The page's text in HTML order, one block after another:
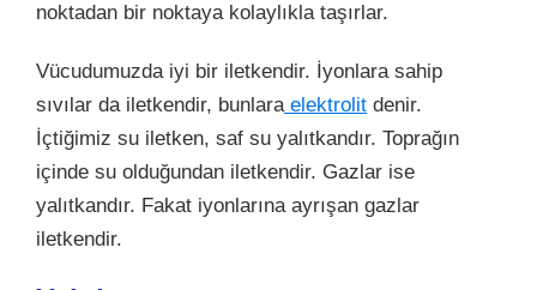
noktadan bir noktaya kolaylıkla taşırlar.
Vücudumuzda iyi bir iletkendir. İyonlara sahip
sıvılar da iletkendir, bunlaraelektrolit denir.
İçtiğimiz su iletken, saf su yalıtkandır. Toprağın
içinde su olduğundan iletkendir. Gazlar ise
yalıtkandır. Fakat iyonlarına ayrışan gazlar
iletkendir.